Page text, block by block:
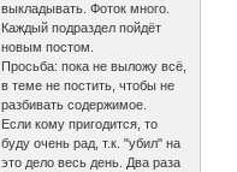
выкладывать. Фоток много.
Каждый подраздел пойдёт
новым постом.
Просьба: пока не выложу всё,
в теме не постить, чтобы не
разбивать содержимое.
Если кому пригодится, то
буду очень рад, т.к. "убил" на
это дело весь день. Два раза